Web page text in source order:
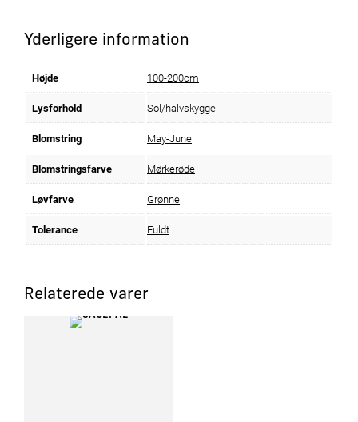
Yderligere information
Højde 100-200cm
Lysforhold Sol/halvskygge
Blomstring May-June
Blomstringsfarve Mørkerøde
Løvfarve Grønne
Tolerance Fuldt
Relaterede varer